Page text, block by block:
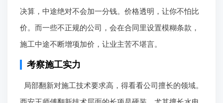
决算，中途绝对不会加一分钱。价格透明，让你不怕比
价。而一些不正规的公司，会在合同里设置模糊条款，
施工中途不断增项加价，让业主苦不堪言。
考察施工实力
局部翻新对施工技术要求高，得看看公司擅长的领域。